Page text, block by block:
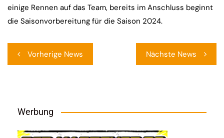
einige Rennen auf das Team, bereits im Anschluss beginnt
die Saisonvorbereitung für die Saison 2024.
Vorherige News Nächste News
Werbung